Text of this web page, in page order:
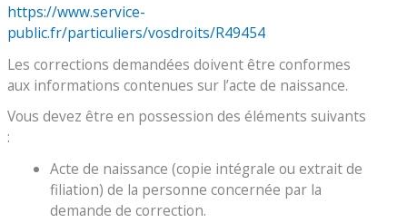
https://www.service-
public.fr/particuliers/vosdroits/R49454
Les corrections demandées doivent être conformes
aux informations contenues sur l’acte de naissance.
Vous devez être en possession des éléments suivants
:
Acte de naissance (copie intégrale ou extrait de
filiation) de la personne concernée par la
demande de correction.